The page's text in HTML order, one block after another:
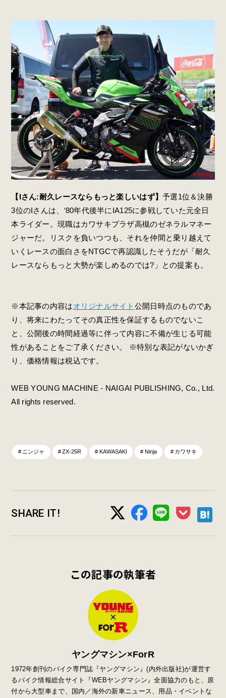
【Iさん:耐久レースならもっと楽しいはず】予選1位＆決勝
3位のIさんは、‘80年代後半にIA125に参戦していた元全日
本ライダー。現職はカワサキプラザ高槻のゼネラルマネー
ジャーだ。リスクを負いつつも、それを仲間と乗り越えて
いくレースの面白さをNTGCで再認識したそうだが「耐久
レースならもっと大勢が楽しめるのでは?」との提案も。
※本記事の内容はオリジナルサイト 公開日時点のものであ
り、将来にわたってその真正性を保証するものでないこ
と、公開後の時間経過等に伴って内容に不備が生じる可能
性があることをご了承ください。 ※特別な表記がないかぎ
り、価格情報は税込です。
WEB YOUNG MACHINE - NAIGAI PUBLISHING, Co., Ltd.
All rights reserved.
ニンジャ ZX-25R KAWASAKI Ninja カワサキ
SHARE IT!
この記事の執筆者
ヤングマシン×ForR
1972年創刊のバイク専門誌『ヤングマシン』(内外出版社)が運営す
るバイク情報総合サイト『WEBヤングマシン』全面協力のもと、原
付から大型車まで、国内／海外の新車ニュース、用品・イベントな